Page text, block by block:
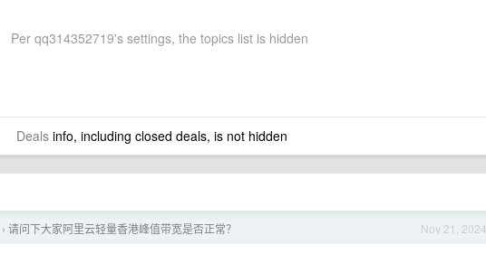
Per qq314352719's settings, the topics list is hidden
Dealsinfo, including closed deals, is not hidden
Nov 21, 2024
› 请问下大家阿里云轻量香港峰值带宽是否正常？